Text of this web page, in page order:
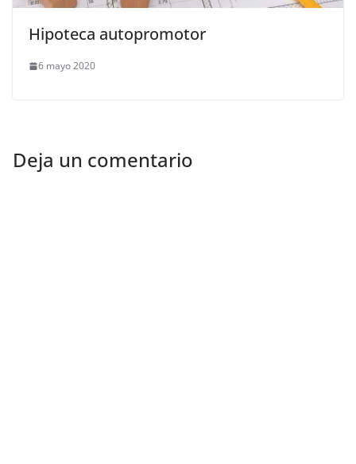
Hipoteca autopromotor
6 mayo 2020
Deja un comentario